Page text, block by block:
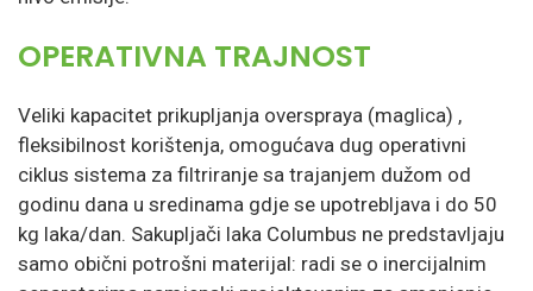
OPERATIVNA TRAJNOST
Veliki kapacitet prikupljanja overspraya (maglica) ,
fleksibilnost korištenja, omogućava dug operativni
ciklus sistema za filtriranje sa trajanjem dužom od
godinu dana u sredinama gdje se upotrebljava i do 50
kg laka/dan. Sakupljači laka Columbus ne predstavljaju
samo obični potrošni materijal: radi se o inercijalnim